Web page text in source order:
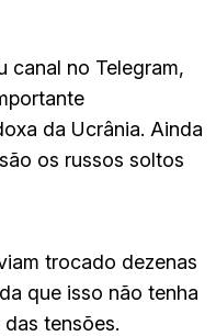
canal no Telegram,
da Ucrânia. Ainda
os russos soltos
trocado dezenas
que isso não tenha
tensões.